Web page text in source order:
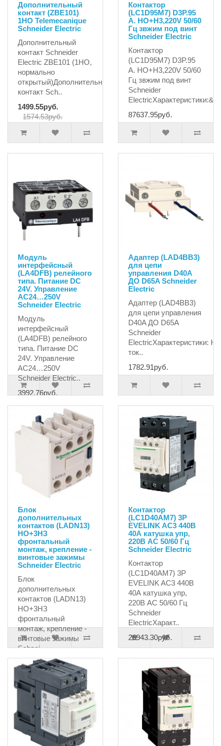
Дополнительный
контакт (ZBE101)
1HO Telemecanique
Schneider Electric
Дополнительный
контакт Schneider
Electric ZBE101 (1НО,
нормально
открытый)Дополнительный
контакт Sch..
1499.55руб.
1574.53руб.
Контактор
(LC1D95M7) D3P.95
A. HO+H3,220V 50/60
Гц звжим под винт
Schneider Electric
Контактор
(LC1D95M7) D3P.95
A. HO+H3,220V 50/60
Гц звжим под винт
Schneider
ElectricХарактеристики:&..
87637.95руб.
Модуль
интерфейсный
(LA4DFB) релейного
типа. Питание DC
24V. Управление
AC24…250V
Schneider Electric
Модуль
интерфейсный
(LA4DFB) релейного
типа. Питание DC
24V. Управление
AC24…250V
Schneider Electric..
3992.76руб.
Адаптер (LAD4BB3)
для цепи
управления D40A
ДО D65A Schneider
Electric
Адаптер (LAD4BB3)
для цепи управления
D40A ДО D65A
Schneider
ElectricХарактеристики:
ток..
1782.91руб.
Блок
дополнительных
контактов (LADN13)
НО+3НЗ
фронтальный
монтаж, крепление -
винтовые зажимы
Schneider Electric
Блок
дополнительных
контактов (LADN13)
НО+3НЗ
фронтальный
монтаж, крепление -
винтовые зажимы
Schnei..
1541.76руб.
Контактор
(LC1D40AM7) 3P
EVELINK AC3 440В
40А катушка упр,
220В AC 50/60 Гц
Schneider Electric
Контактор
(LC1D40AM7) 3P
EVELINK AC3 440В
40А катушка упр,
220В AC 50/60 Гц
Schneider
ElectricХаракт..
26943.30руб.